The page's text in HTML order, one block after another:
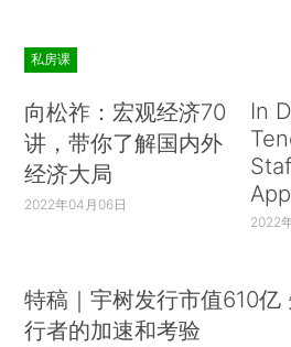
私房课
向松祚：宏观经济70
讲，带你了解国内外
经济大局
2022年04月06日
In
2022
特稿｜宇树发行市值610亿
行者的加速和考验